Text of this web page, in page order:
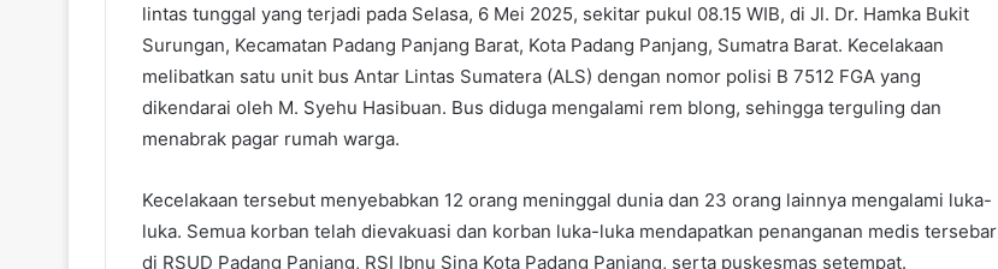
lintas tunggal yang terjadi pada Selasa, 6 Mei 2025, sekitar pukul 08.15 WIB, di Jl. Dr. Hamka Bukit
Surungan, Kecamatan Padang Panjang Barat, Kota Padang Panjang, Sumatra Barat. Kecelakaan
melibatkan satu unit bus Antar Lintas Sumatera (ALS) dengan nomor polisi B 7512 FGA yang
dikendarai oleh M. Syehu Hasibuan. Bus diduga mengalami rem blong, sehingga terguling dan
menabrak pagar rumah warga.
Kecelakaan tersebut menyebabkan 12 orang meninggal dunia dan 23 orang lainnya mengalami luka-
luka. Semua korban telah dievakuasi dan korban luka-luka mendapatkan penanganan medis tersebar
di RSUD Padang Panjang, RSI Ibnu Sina Kota Padang Panjang, serta puskesmas setempat.